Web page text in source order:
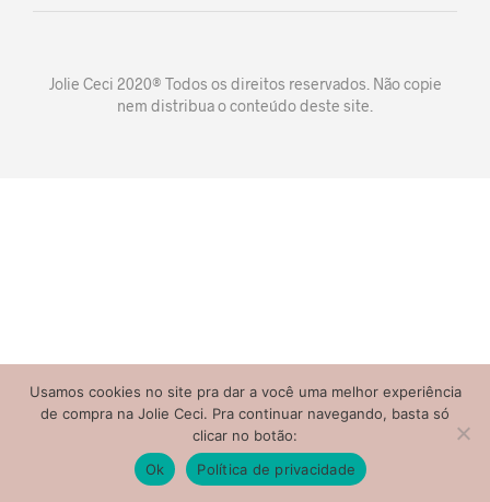
Jolie Ceci 2020® Todos os direitos reservados. Não copie
nem distribua o conteúdo deste site.
Usamos cookies no site pra dar a você uma melhor experiência
de compra na Jolie Ceci. Pra continuar navegando, basta só
clicar no botão:
Ok
Política de privacidade